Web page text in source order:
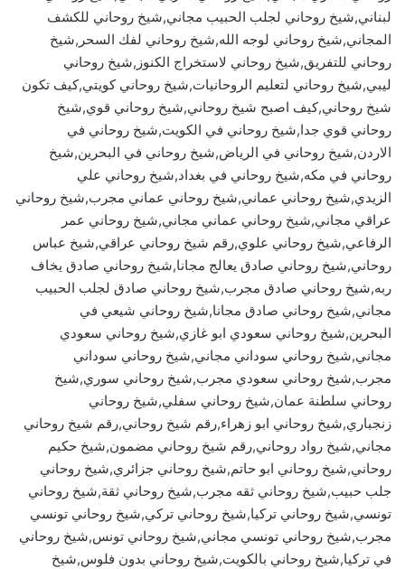
لبناني,شيخ روحاني لجلب الحبيب مجاني,شيخ روحاني للكشف
المجاني,شيخ روحاني لوجه الله,شيخ روحاني لفك السحر,شيخ
روحاني للتفريق,شيخ روحاني لاستخراج الكنوز,شيخ روحاني
ليبي,شيخ روحاني لتعليم الروحانيات,شيخ روحاني كويتي,كيف تكون
شيخ روحاني,كيف اصبح شيخ روحاني,شيخ روحاني قوي,شيخ
روحاني قوي جدا,شيخ روحاني في الكويت,شيخ روحاني في
الاردن,شيخ روحاني في الرياض,شيخ روحاني في البحرين,شيخ
روحاني في مكه,شيخ روحاني في بغداد,شيخ روحاني علي
الزيدي,شيخ روحاني عماني,شيخ روحاني عماني مجرب,شيخ روحاني
عراقي مجاني,شيخ روحاني عماني مجاني,شيخ روحاني عمر
الرفاعي,شيخ روحاني علوي,رقم شيخ روحاني عراقي,شيخ عباس
روحاني,شيخ روحاني صادق يعالج مجانا,شيخ روحاني صادق يخاف
ربه,شيخ روحاني صادق مجرب,شيخ روحاني صادق لجلب الحبيب
مجاني,شيخ روحاني صادق مجانا,شيخ روحاني شيعي في
البحرين,شيخ روحاني سعودي ابو غازي,شيخ روحاني سعودي
مجاني,شيخ روحاني سوداني مجاني,شيخ روحاني سوداني
مجرب,شيخ روحاني سعودي مجرب,شيخ روحاني سوري,شيخ
روحاني سلطنة عمان,شيخ روحاني سفلي,شيخ روحاني
زنجباري,شيخ روحاني ابو زهراء,رقم شيخ روحاني,رقم شيخ روحاني
مجاني,شيخ رواد روحاني,رقم شيخ روحاني مضمون,شيخ حكيم
روحاني,شيخ روحاني ابو حاتم,شيخ روحاني جزائري,شيخ روحاني
جلب حبيب,شيخ روحاني ثقه مجرب,شيخ روحاني ثقة,شيخ روحاني
تونسي,شيخ روحاني تركيا,شيخ روحاني تركي,شيخ روحاني تونسي
مجرب,شيخ روحاني تونسي مجاني,شيخ روحاني تونس,شيخ روحاني
في تركيا,شيخ روحاني بالكويت,شيخ روحاني بدون فلوس,شيخ